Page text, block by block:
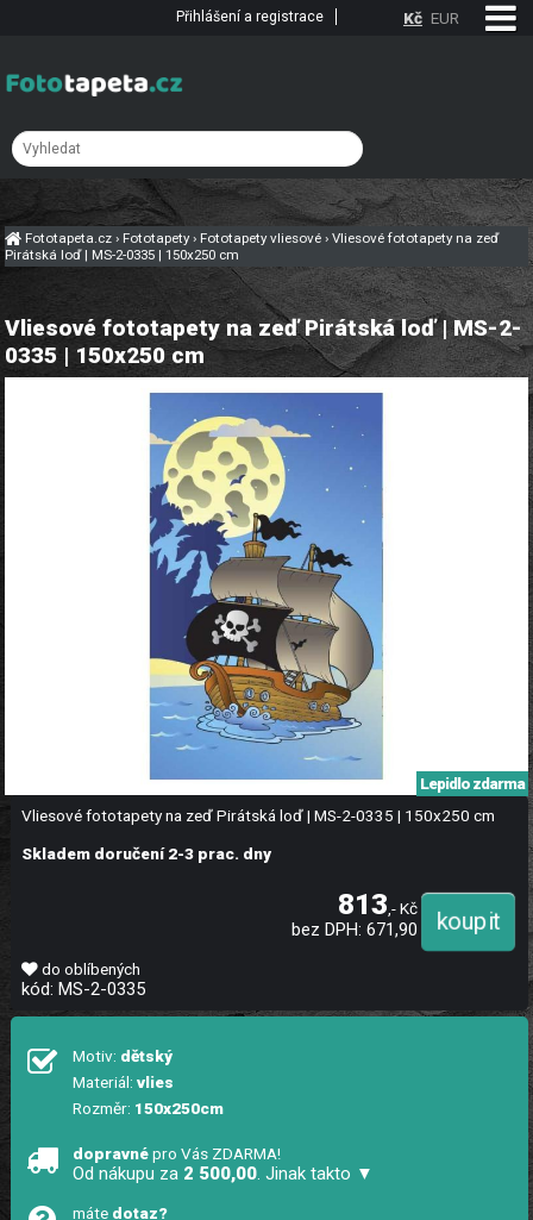
Fototapeta.cz› Fototapety› Fototapety vliesové ›Vliesové fototapety na zeď
Pirátská loď | MS-2-0335 | 150x250 cm
Vliesové fototapety na zeď Pirátská loď | MS-2-
0335 | 150x250 cm
Vliesové fototapety na zeď Pirátská loď | MS-2-0335 | 150x250 cm
Lepidlo zdarma
Skladem doručení 2-3 prac. dny
813,- Kč
bez DPH: 671,90
do oblíbených
kód: MS-2-0335
Motiv: dětský
Materiál: vlies
Rozměr: 150x250cm
dopravnépro Vás ZDARMA!
Od nákupu za 2 500,00. Jinak takto ▼
máte dotaz?
Kč EUR
Přihlášení a registrace